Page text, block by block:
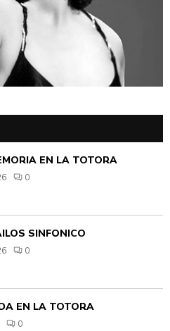
EN LA TOTORA
0
SINFÓNICO
0
EN LA TOTORA
0